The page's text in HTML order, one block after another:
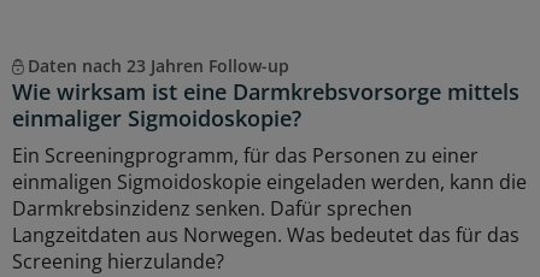
Daten nach 23 Jahren Follow-up
Wie wirksam ist eine Darmkrebsvorsorge mittels
einmaliger Sigmoidoskopie?
Ein Screeningprogramm, für das Personen zu einer
einmaligen Sigmoidoskopie eingeladen werden, kann die
Darmkrebsinzidenz senken. Dafür sprechen
Langzeitdaten aus Norwegen. Was bedeutet das für das
Screening hierzulande?